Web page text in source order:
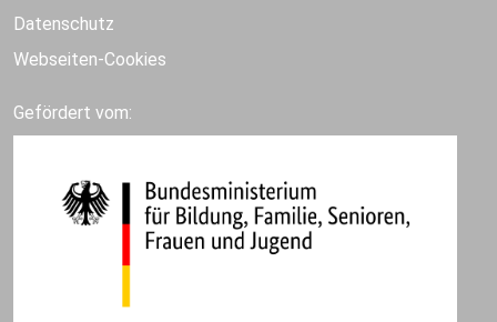
Datenschutz
Webseiten-Cookies
Gefördert vom: